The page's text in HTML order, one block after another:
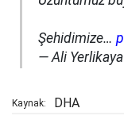
Şehidimize…
— Ali
Kaynak: DHA